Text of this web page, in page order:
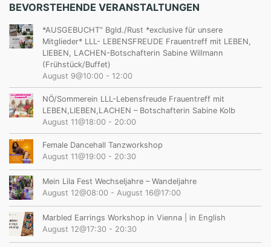
BEVORSTEHENDE VERANSTALTUNGEN
*AUSGEBUCHT“ Bgld./Rust *exclusive für unsere
Mitglieder* LLL- LEBENSFREUDE Frauentreff mit LEBEN,
LIEBEN, LACHEN-Botschafterin Sabine Willmann
(Frühstück/Buffet)
August 9@10:00 - 12:00
NÖ/Sommerein LLL-Lebensfreude Frauentreff mit
LEBEN,LIEBEN,LACHEN – Botschafterin Sabine Kolb
August 11@18:00 - 20:00
Female Dancehall Tanzworkshop
August 11@19:00 - 20:30
Mein Lila Fest Wechseljahre – Wandeljahre
August 12@08:00 - August 16@17:00
Marbled Earrings Workshop in Vienna | in English
August 12@17:30 - 20:30